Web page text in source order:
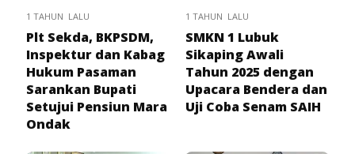
1 TAHUN LALU
Plt Sekda, BKPSDM,
Inspektur dan Kabag
Hukum Pasaman
Sarankan Bupati
Setujui Pensiun Mara
Ondak
1 TAHUN LALU
SMKN 1 Lubuk
Sikaping Awali
Tahun 2025 dengan
Upacara Bendera dan
Uji Coba Senam SAIH